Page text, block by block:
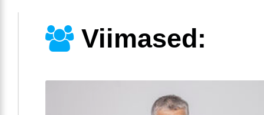
Viimased: